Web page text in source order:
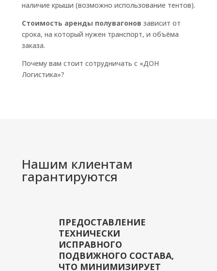
наличие крыши (возможно использование тентов).
Стоимость аренды полувагонов зависит от
срока, на который нужен транспорт, и объёма
заказа.
Почему вам стоит сотрудничать с «ДОН
Логистика»?
Нашим клиентам
гарантируются
ПРЕДОСТАВЛЕНИЕ
ТЕХНИЧЕСКИ
ИСПРАВНОГО
ПОДВИЖНОГО СОСТАВА,
ЧТО МИНИМИЗИРУЕТ